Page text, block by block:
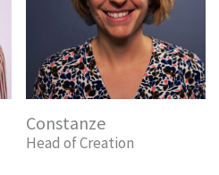
Constanze
Head of Creation